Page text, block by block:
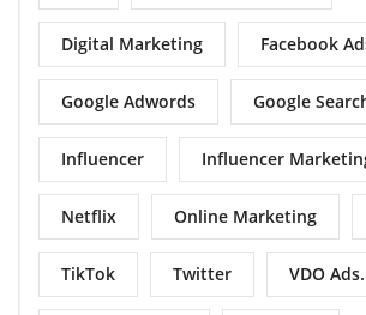
Digital Marketing Facebook
Google Adwords Google
Influencer Influencer
Netflix Online Marketing
TikTok Twitter VDO Ads.